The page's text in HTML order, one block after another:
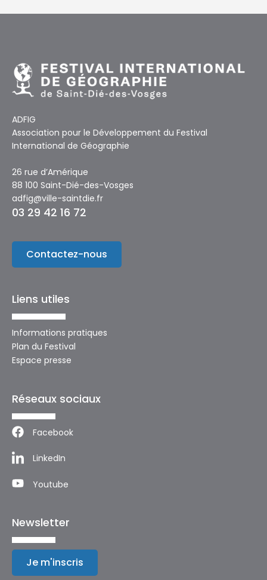
ADFIG
Association pour le Développement du Festival
International de Géographie
26 rue d’Amérique
88 100 Saint-Dié-des-Vosges
adfig@ville-saintdie.fr
03 29 42 16 72
Contactez-nous
Liens utiles
Informations pratiques
Plan du Festival
Espace presse
Réseaux sociaux
Facebook
LinkedIn
Youtube
Newsletter
Je m'inscris